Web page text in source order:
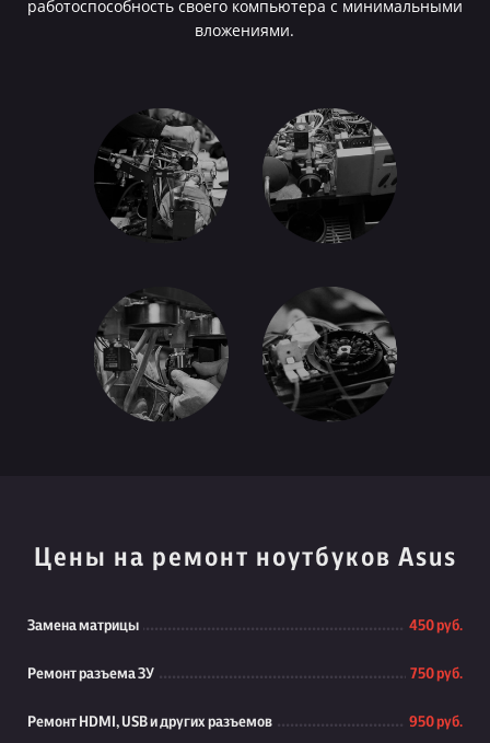
работоспособность своего компьютера с минимальными
вложениями.
Цены на ремонт ноутбуков Asus
Замена матрицы 450 руб.
Ремонт разъема ЗУ 750 руб.
Ремонт HDMI, USB и других разъемов 950 руб.